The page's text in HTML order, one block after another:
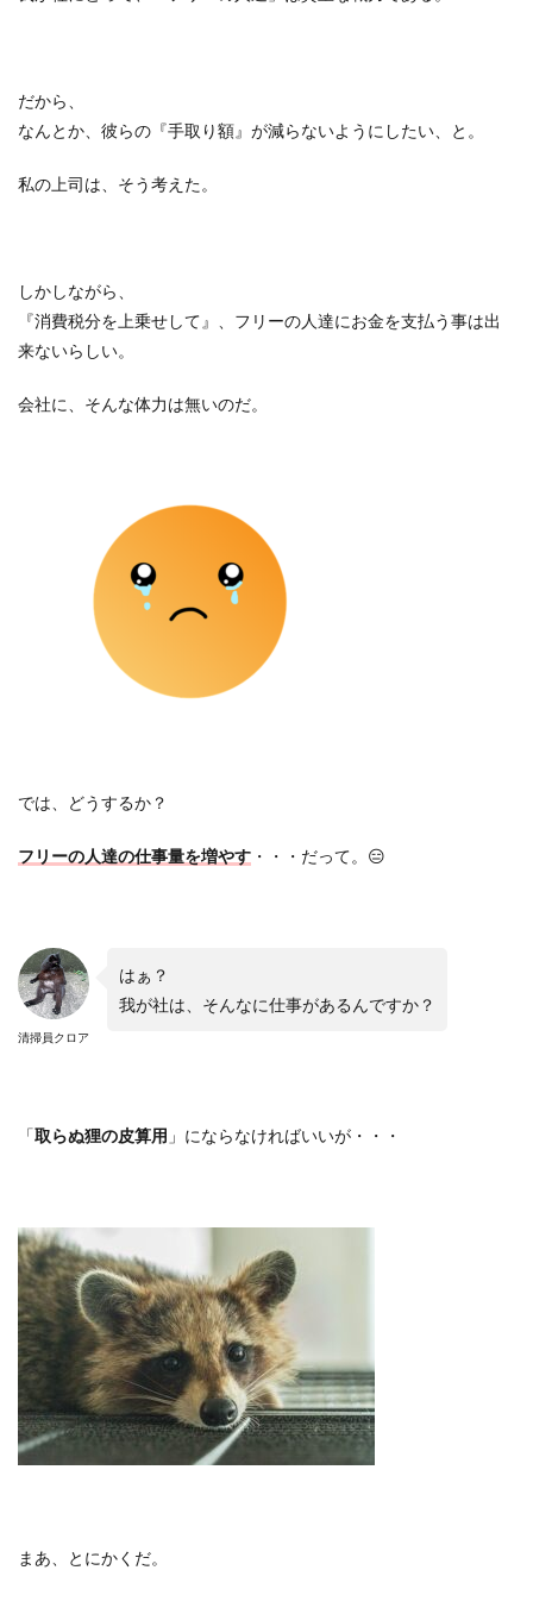
だから、
なんとか、彼らの『手取り額』が減らないようにしたい、と。
私の上司は、そう考えた。
しかしながら、
『消費税分を上乗せして』、フリーの人達にお金を支払う事は出
来ないらしい。
会社に、そんな体力は無いのだ。
では、どうするか？
フリーの人達の仕事量を増やす ・・・だって。 😑
清掃員クロア
はぁ？
我が社は、そんなに仕事があるんですか？
「取らぬ狸の皮算用 」にならなければいいが・・・
まあ、とにかくだ。